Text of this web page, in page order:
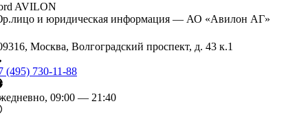
AVILON
и юридическая информация — АО «Авилон АГ»
Москва, Волгоградский проспект, д. 43 к.1
(495) 730-11-88
09:00 — 21:40